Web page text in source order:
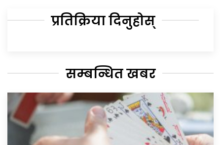
प्रतिक्रिया दिनुहोस्
सम्बन्धित खबर